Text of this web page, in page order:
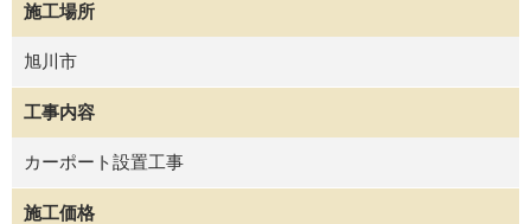
施工場所
旭川市
工事内容
カーポート設置工事
施工価格